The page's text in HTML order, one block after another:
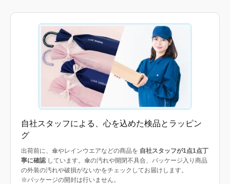
自社スタッフによる、心を込めた検品とラッピン
グ
出荷前に、傘やレインウエアなどの商品を 自社スタッフが1点1点丁
寧に確認しています。傘の汚れや開閉不具合、パッケージ入り商品
の外装の汚れや破損がないかをチェックしてお届けします。
※パッケージの開封は行いません。